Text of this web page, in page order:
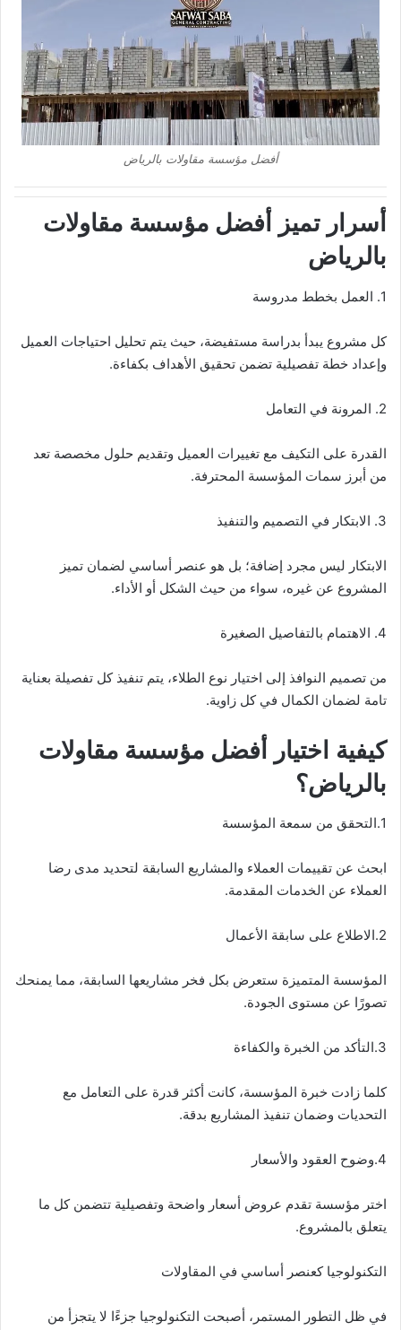
أفضل مؤسسة مقاولات بالرياض
أسرار تميز أفضل مؤسسة مقاولات
بالرياض
1. العمل بخطط مدروسة
كل مشروع يبدأ بدراسة مستفيضة، حيث يتم تحليل احتياجات العميل
وإعداد خطة تفصيلية تضمن تحقيق الأهداف بكفاءة.
2. المرونة في التعامل
القدرة على التكيف مع تغييرات العميل وتقديم حلول مخصصة تعد
من أبرز سمات المؤسسة المحترفة.
3. الابتكار في التصميم والتنفيذ
الابتكار ليس مجرد إضافة؛ بل هو عنصر أساسي لضمان تميز
المشروع عن غيره، سواء من حيث الشكل أو الأداء.
4. الاهتمام بالتفاصيل الصغيرة
من تصميم النوافذ إلى اختيار نوع الطلاء، يتم تنفيذ كل تفصيلة بعناية
تامة لضمان الكمال في كل زاوية.
كيفية اختيار أفضل مؤسسة مقاولات
بالرياض؟
1.التحقق من سمعة المؤسسة
ابحث عن تقييمات العملاء والمشاريع السابقة لتحديد مدى رضا
العملاء عن الخدمات المقدمة.
2.الاطلاع على سابقة الأعمال
المؤسسة المتميزة ستعرض بكل فخر مشاريعها السابقة، مما يمنحك
تصورًا عن مستوى الجودة.
3.التأكد من الخبرة والكفاءة
كلما زادت خبرة المؤسسة، كانت أكثر قدرة على التعامل مع
التحديات وضمان تنفيذ المشاريع بدقة.
4.وضوح العقود والأسعار
اختر مؤسسة تقدم عروض أسعار واضحة وتفصيلية تتضمن كل ما
يتعلق بالمشروع.
التكنولوجيا كعنصر أساسي في المقاولات
في ظل التطور المستمر، أصبحت التكنولوجيا جزءًا لا يتجزأ من